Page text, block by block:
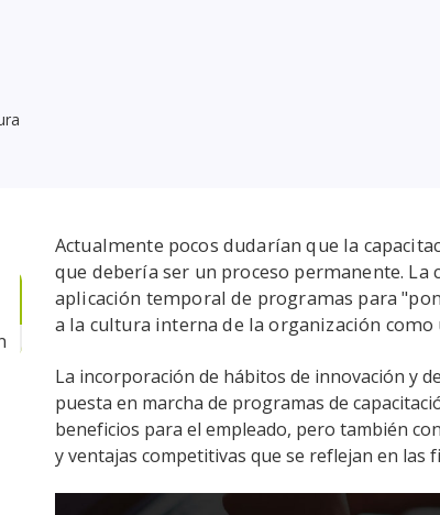
Actualmente pocos dudarían que la
que debería ser un proceso permanente. La
aplicación temporal de programas para
a la cultura interna de la organización como
La incorporación de hábitos de innovación y
puesta en marcha de programas de
beneficios para el empleado, pero también
y ventajas competitivas que se reflejan en las